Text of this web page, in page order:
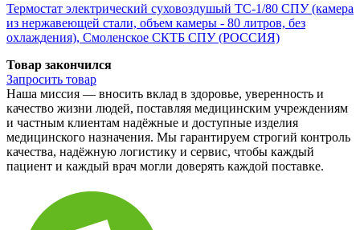
Термостат электрический суховоздушый ТС-1/80 СПУ (камера
из нержавеющей стали, объем камеры - 80 литров, без
охлаждения), Смоленское СКТБ СПУ (РОССИЯ)
Товар закончился
Запросить товар
Наша миссия — вносить вклад в здоровье, уверенность и
качество жизни людей, поставляя медицинским учреждениям
и частным клиентам надёжные и доступные изделия
медицинского назначения. Мы гарантируем строгий контроль
качества, надёжную логистику и сервис, чтобы каждый
пациент и каждый врач могли доверять каждой поставке.